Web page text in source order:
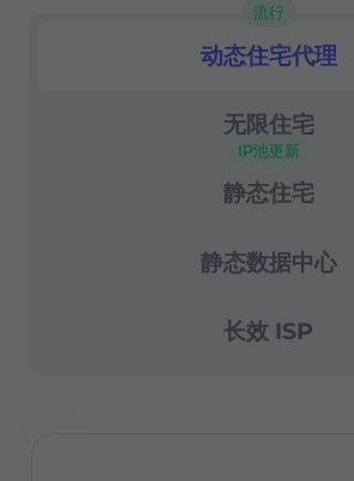
成功率99.67% 住宅代理
流行
无限住宅
静态住宅
IP池更新
静态数据中心
长效 ISP
动态住宅代理